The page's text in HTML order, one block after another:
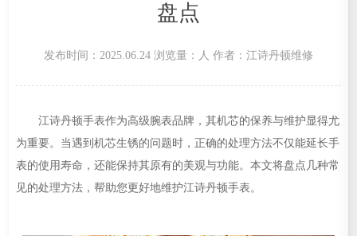
盘点
发布时间：2025.06.24 浏览量： 人 作者：江诗丹顿维修
江诗丹顿手表作为高级腕表品牌，其机芯的保养与维护显得尤
为重要。当遇到机芯生锈的问题时，正确的处理方法不仅能延长手
表的使用寿命，还能保持其原有的美观与功能。本文将盘点几种常
见的处理方法，帮助您更好地维护江诗丹顿手表。